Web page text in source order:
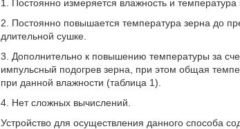
1. Постоянно измеряется влажность и температура
2. Постоянно повышается температура зерна до
длительной сушке.
3. Дополнительно к повышению температуры за
импульсный подогрев зерна, при этом общая
при данной влажности (таблица 1).
4. Нет сложных вычислений.
Устройство для осуществления данного способа